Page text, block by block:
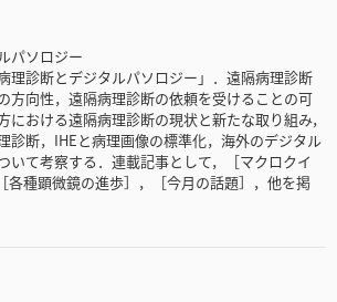
パソロジー
理診断とデジタルパソロジー」．遠隔病理診断
方向性，遠隔病理診断の依頼を受けることの可
における遠隔病理診断の現状と新たな取り組み，
診断，IHEと病理画像の標準化，海外のデジタル
いて考察する．連載記事として，［マクロクイ
各種顕微鏡の進歩］，［今月の話題］，他を掲